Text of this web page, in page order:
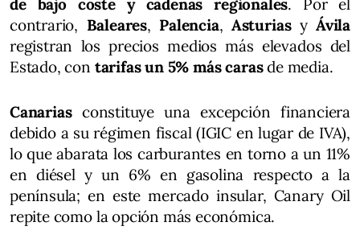
de bajo coste y cadenas regionales. Por el
contrario, Baleares, Palencia, AsturiasyÁvila
registran los precios medios más elevados del
Estado, con tarifas un 5% más carasde media.
Canarias constituye una excepción financiera
debido a su régimen fiscal (IGIC en lugar de IVA),
lo que abarata los carburantes en torno a un 11%
en diésel y un 6% en gasolina respecto a la
península; en este mercado insular, Canary Oil
repite como la opción más económica.